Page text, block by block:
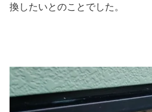
換したいとのことでした。